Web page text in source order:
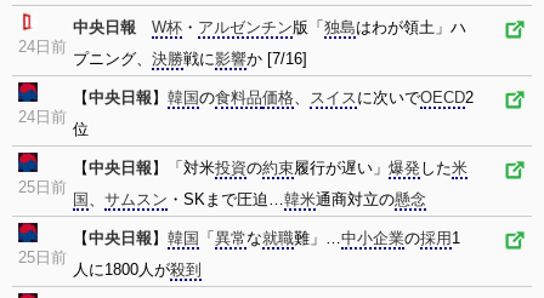
24日前
中央日報 W杯 ・ アルゼンチン版「 独島はわが領土」ハ
プニング、 決勝戦に影響か [7/16]
24日前
【中央日報 】 韓国の食料品価格、 スイスに次いでOECD2
位
25日前
【中央日報 】「対米投資の約束履行が遅い」 爆発 した米
国 、 サムスン ・SKまで圧迫…韓米通商対立の懸念
25日前
【中央日報 】 韓国 「 異常な就職難」…中小企業の採用 1
人に1800人が殺到